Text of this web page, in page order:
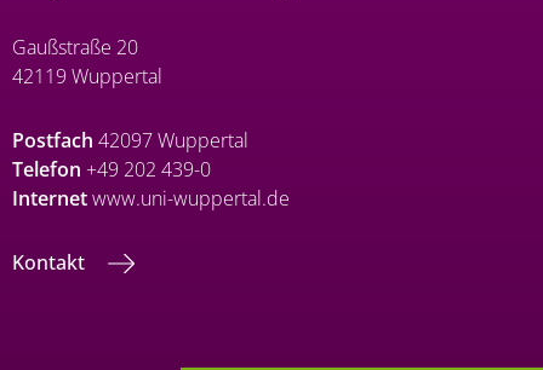
Gaußstraße 20
42119 Wuppertal
Postfach 42097 Wuppertal
Telefon +49 202 439-0
Internetwww.uni-wuppertal.de
Kontakt